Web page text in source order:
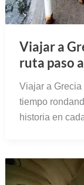
Viajar a
ruta paso
Viajar a
tiempo
historia en